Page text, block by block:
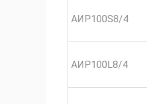
АИР100S8/4
АИР100L8/4